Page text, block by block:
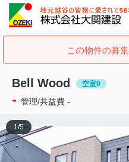
この物件の募
Bell Wood 空室0
- 管理/共益費 -
1/5